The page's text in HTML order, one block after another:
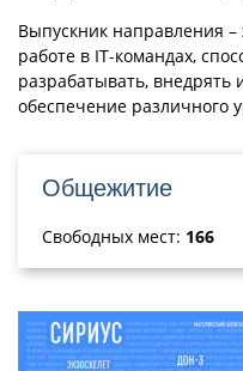
Выпускник направления –
работе в IT-командах,
разрабатывать,
обеспечение различного
Общежитие
Свободных мест: 166